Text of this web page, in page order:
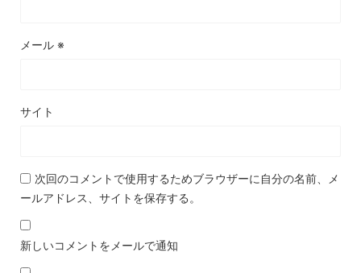
メール ※
サイト
次回のコメントで使用するためブラウザーに自分の名前、メ
ールアドレス、サイトを保存する。
新しいコメントをメールで通知